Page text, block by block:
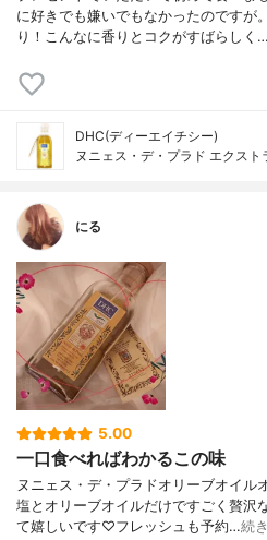
に好きでも嫌いでもなかったのですが
り！こんなに香りとコクがすばらしく…
DHC(ディーエイチシー)
ヌニェス・デ・プラド エクス
にる
5.00
一口食べればわかるこの味
ヌニェス・デ・プラドオリーブオイル
塩とオリーブオイルだけですごく贅沢
て嬉しいです♡フレッシュも予約…続